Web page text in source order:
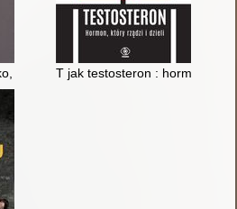
co mężczyzna powinien wiedzieć o
T jak testosteron : hormon,